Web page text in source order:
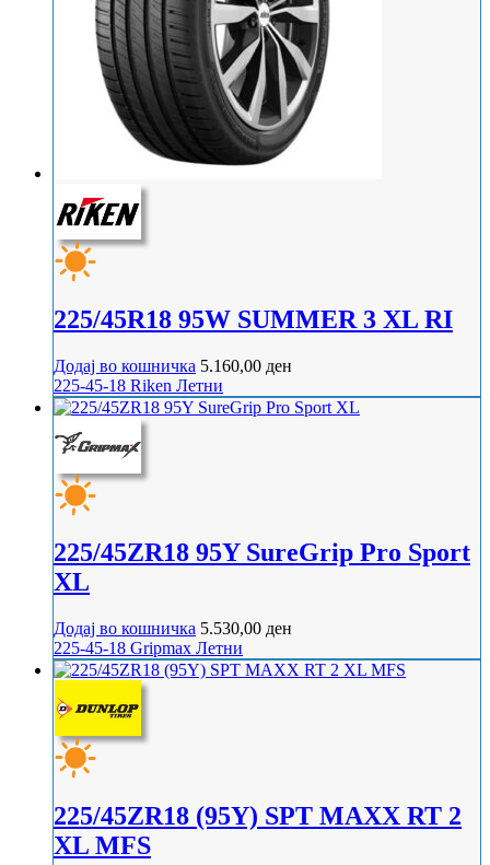
225/45R18 95W SUMMER 3 XL RI
Додај во кошничка 5.160,00 ден
225-45-18 Riken Летни
225/45ZR18 95Y SureGrip Pro Sport
XL
Додај во кошничка 5.530,00 ден
225-45-18 Gripmax Летни
225/45ZR18 (95Y) SPT MAXX RT 2
XL MFS